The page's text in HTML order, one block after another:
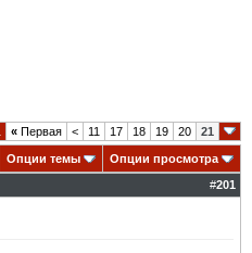
« Первая < 11 17 18 19 20 21
Опции темы
Опции просмотра
#201